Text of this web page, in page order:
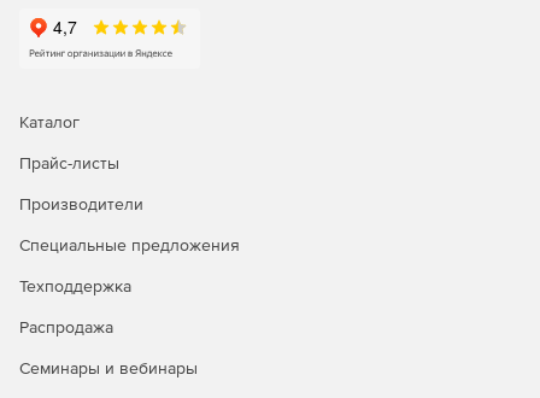
Каталог
Прайс-листы
Производители
Специальные предложения
Техподдержка
Распродажа
Семинары и вебинары